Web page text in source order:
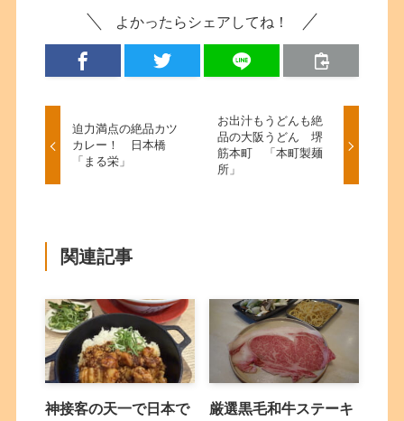
よかったらシェアしてね！
迫力満点の絶品カツ
カレー！ 日本橋
「まる栄」
お出汁もうどんも絶
品の大阪うどん 堺
筋本町 「本町製麺
所」
関連記事
神接客の天一で日本で
厳選黒毛和牛ステーキ